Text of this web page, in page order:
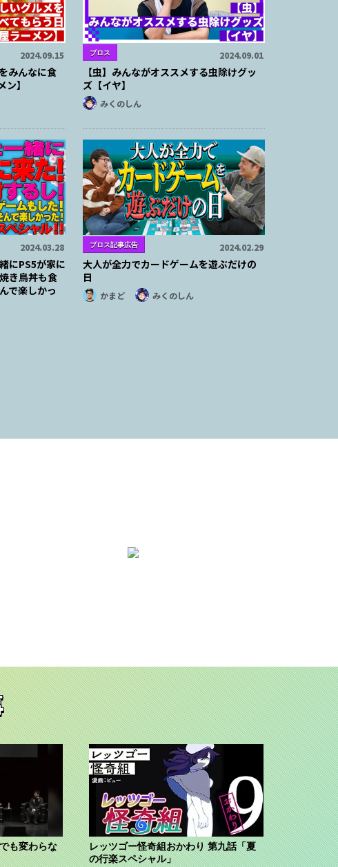
2024.09.15
みんなに食
】
ブロス 2024.09.01
【虫】みんながオススメする虫除けグッ
ズ【イヤ】
みくのしん
2024.03.28
にPS5が家に
き鳥丼も食
で楽しかっ
ブロス記事広告 2024.02.29
大人が全力でカードゲームを遊ぶだけの
日
かまど みくのしん
も変わらな
レッツゴー怪奇組おかわり 第九話「夏
の行楽スペシャル」